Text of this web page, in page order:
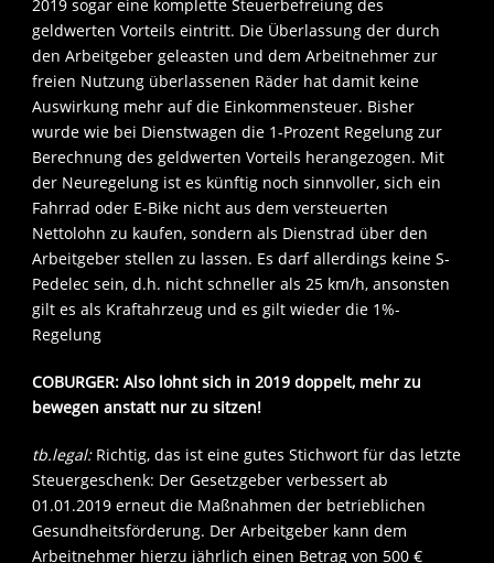
2019 sogar eine komplette Steuerbefreiung des
geldwerten Vorteils eintritt. Die Überlassung der durch
den Arbeitgeber geleasten und dem Arbeitnehmer zur
freien Nutzung überlassenen Räder hat damit keine
Auswirkung mehr auf die Einkommensteuer. Bisher
wurde wie bei Dienstwagen die 1-Prozent Regelung zur
Berechnung des geldwerten Vorteils herangezogen. Mit
der Neuregelung ist es künftig noch sinnvoller, sich ein
Fahrrad oder E-Bike nicht aus dem versteuerten
Nettolohn zu kaufen, sondern als Dienstrad über den
Arbeitgeber stellen zu lassen. Es darf allerdings keine S-
Pedelec sein, d.h. nicht schneller als 25 km/h, ansonsten
gilt es als Kraftahrzeug und es gilt wieder die 1%-
Regelung
COBURGER: Also lohnt sich in 2019 doppelt, mehr zu
bewegen anstatt nur zu sitzen!
tb.legal:Richtig, das ist eine gutes Stichwort für das letzte
Steuergeschenk: Der Gesetzgeber verbessert ab
01.01.2019 erneut die Maßnahmen der betrieblichen
Gesundheitsförderung. Der Arbeitgeber kann dem
Arbeitnehmer hierzu jährlich einen Betrag von 500 €